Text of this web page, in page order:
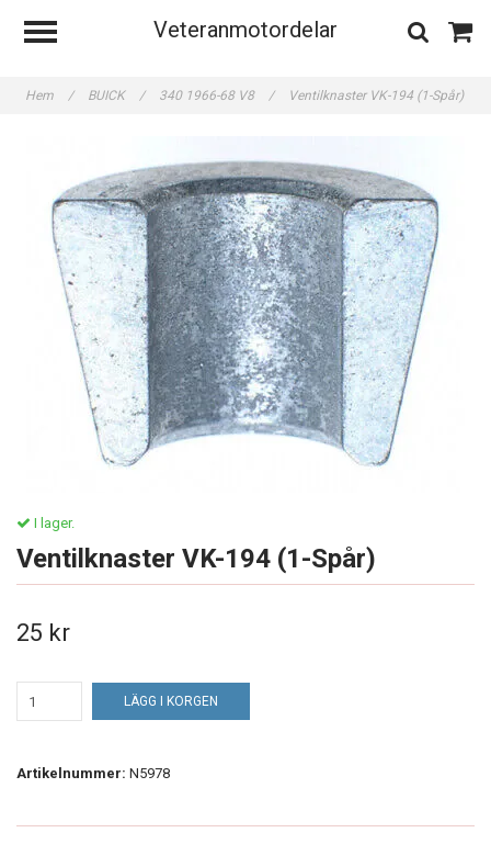
Veteranmotordelar
Hem / BUICK / 340 1966-68 V8 / Ventilknaster VK-194 (1-Spår)
I lager.
Ventilknaster VK-194 (1-Spår)
25 kr
LÄGG I KORGEN
Artikelnummer: N5978